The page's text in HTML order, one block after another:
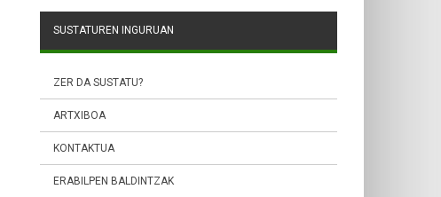
SUSTATUREN INGURUAN
ZER DA SUSTATU?
ARTXIBOA
KONTAKTUA
ERABILPEN BALDINTZAK